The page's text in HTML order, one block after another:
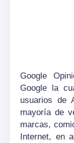
Google
Google la
usuarios de
mayoría de
marcas,
Internet, en